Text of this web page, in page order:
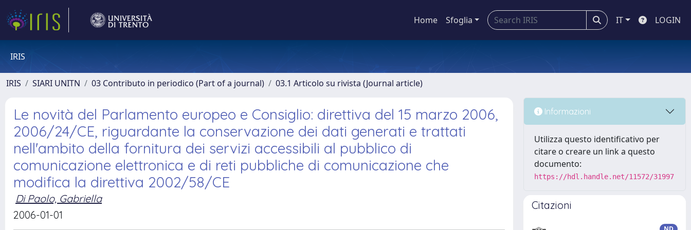
Home Sfoglia IT LOGIN
IRIS
IRIS SIARI UNITN 03 Contributo in periodico (Part of a journal) 03.1 Articolo su rivista (Journal article)
Le novità del Parlamento europeo e Consiglio: direttiva del 15 marzo 2006,
2006/24/CE, riguardante la conservazione dei dati generati e trattati
nell'ambito della fornitura dei servizi accessibili al pubblico di
comunicazione elettronica e di reti pubbliche di comunicazione che
modifica la direttiva 2002/58/CE
Di Paolo, Gabriella
2006-01-01
Informazioni
Utilizza questo identificativo per
citare o creare un link a questo
documento:
https://hdl.handle.net/11572/31997
Citazioni